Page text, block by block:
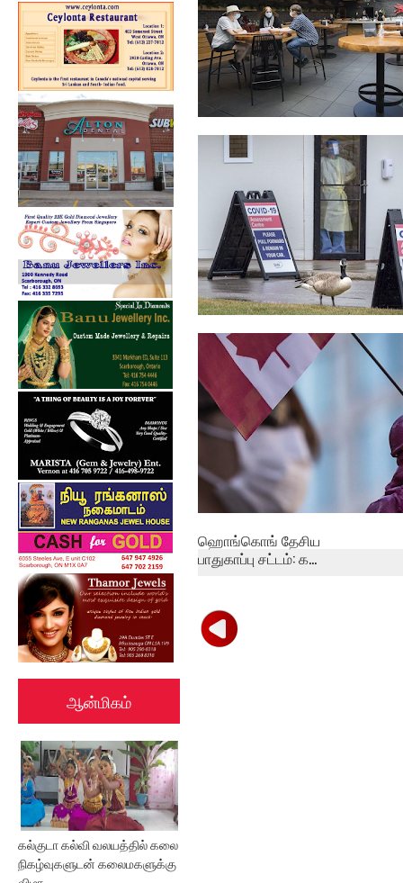
ஆன்மிகம்
கல்குடா கல்வி வலயத்தில் கலை
நிகழ்வுகளுடன் கலைமகளுக்கு
நகரத்திற்கு வெளியே உள்ள
வாடிக்கையாள...
கனடாவில் 8.5 மில்லியனுக்கும்
அதிகமா...
ஹொங்கொங் தேசிய
பாதுகாப்பு சட்டம்: க...